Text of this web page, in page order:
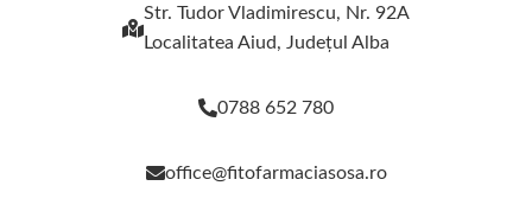
Str. Tudor Vladimirescu, Nr. 92A
Localitatea Aiud, Judeţul Alba
0788 652 780
office@fitofarmaciasosa.ro